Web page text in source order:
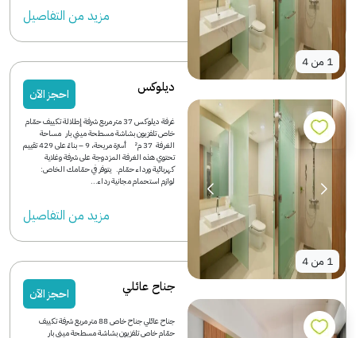
1 من4
مزید من التفاصیل
1 من4
ديلوكس احجز الآن
غرفة ديلوكس 37 متر مربع شرفة إطلالة تكييف حمّام
خاص تلفزيون بشاشة مسطحة ميني بار مساحة
الغرفة 37 م² أسرّة مريحة، 9 – بناءً على 429 تقييم
تحتوي هذه الغرفة المزدوجة على شرفة وغلاية
كهربائية ورداء حمّام. يتوفر في حمّامك الخاص:
لوازم استحمام مجانية رداء...
مزید من التفاصیل
جناح عائلي احجز الآن
جناح عائلي جناح خاص 88 متر مربع شرفة تكييف
حمّام خاص تلفزيون بشاشة مسطحة ميني بار